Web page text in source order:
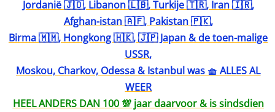
Jordanië 🇯🇴, Libanon 🇱🇧, Turkije 🇹🇷, Iran 🇮🇷,
Afghan-istan 🇦🇫, Pakistan 🇵🇰,
Birma 🇲🇲, Hongkong 🇭🇰, 🇯🇵 Japan & de toen-malige
USSR,
Moskou, Charkov, Odessa & Istanbul was 🧺 ALLES AL
WEER
HEEL ANDERS DAN 100 💯 jaar daarvoor & is sindsdien